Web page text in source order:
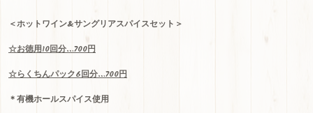
＜ホットワイン&サングリアスパイスセット＞
☆お徳用10回分…700円
☆らくちんパック6回分…700円
＊有機ホールスパイス使用